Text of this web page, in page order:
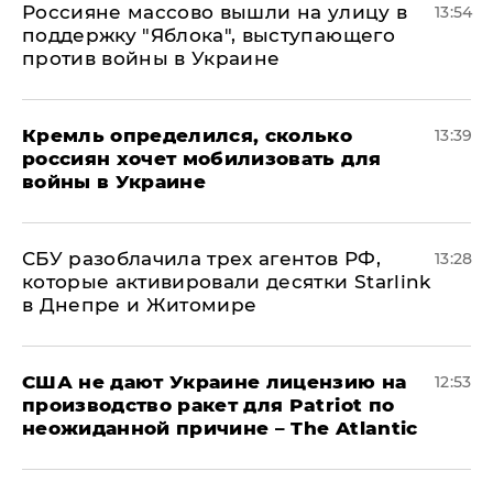
Россияне массово вышли на улицу в
поддержку "Яблока", выступающего
против войны в Украине
13:54
Кремль определился, сколько
россиян хочет мобилизовать для
войны в Украине
13:39
СБУ разоблачила трех агентов РФ,
которые активировали десятки Starlink
в Днепре и Житомире
13:28
США не дают Украине лицензию на
производство ракет для Patriot по
неожиданной причине – The Atlantic
12:53